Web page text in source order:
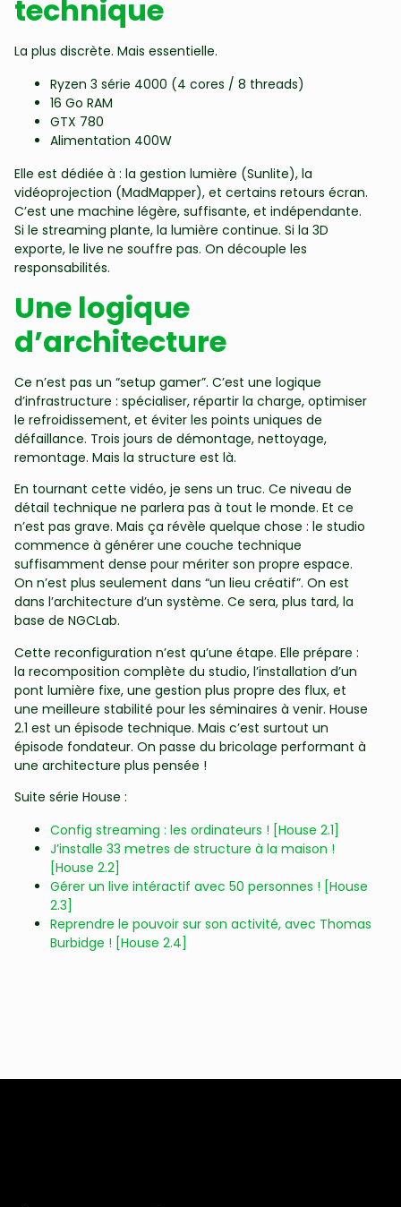
technique
La plus discrète. Mais essentielle.
Ryzen 3 série 4000 (4 cores / 8 threads)
16 Go RAM
GTX 780
Alimentation 400W
Elle est dédiée à : la gestion lumière (Sunlite), la
vidéoprojection (MadMapper), et certains retours écran.
C’est une machine légère, suffisante, et indépendante.
Si le streaming plante, la lumière continue. Si la 3D
exporte, le live ne souffre pas. On découple les
responsabilités.
Une logique
d’architecture
Ce n’est pas un “setup gamer”. C’est une logique
d’infrastructure : spécialiser, répartir la charge, optimiser
le refroidissement, et éviter les points uniques de
défaillance. Trois jours de démontage, nettoyage,
remontage. Mais la structure est là.
En tournant cette vidéo, je sens un truc. Ce niveau de
détail technique ne parlera pas à tout le monde. Et ce
n’est pas grave. Mais ça révèle quelque chose : le studio
commence à générer une couche technique
suffisamment dense pour mériter son propre espace.
On n’est plus seulement dans “un lieu créatif”. On est
dans l’architecture d’un système. Ce sera, plus tard, la
base de NGCLab.
Cette reconfiguration n’est qu’une étape. Elle prépare :
la recomposition complète du studio, l’installation d’un
pont lumière fixe, une gestion plus propre des flux, et
une meilleure stabilité pour les séminaires à venir. House
2.1 est un épisode technique. Mais c’est surtout un
épisode fondateur. On passe du bricolage performant à
une architecture plus pensée !
Suite série House :
Config streaming : les ordinateurs ! [House 2.1]
J’installe 33 metres de structure à la maison !
[House 2.2]
Gérer un live intéractif avec 50 personnes ! [House
2.3]
Reprendre le pouvoir sur son activité, avec Thomas
Burbidge ! [House 2.4]